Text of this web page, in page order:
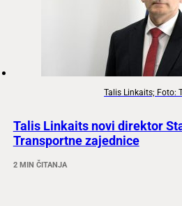
Talis Linkaits; Foto:
Talis Linkaits novi direktor
Transportne zajednice
2 MIN ČITANJA